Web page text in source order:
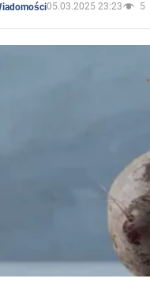
05.03.2025 23:23 5